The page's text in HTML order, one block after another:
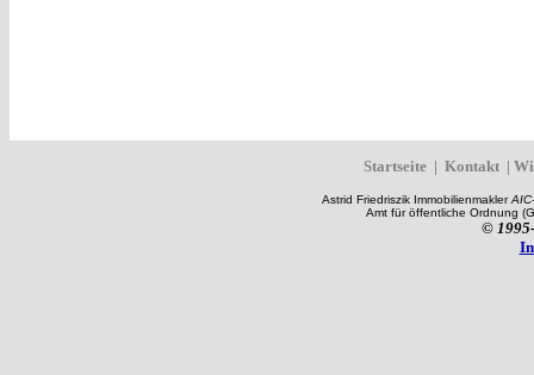
Startseite | Kontakt |
Astrid Friedriszik Immobilienmakler
Amt für öffentliche Ordnung
©